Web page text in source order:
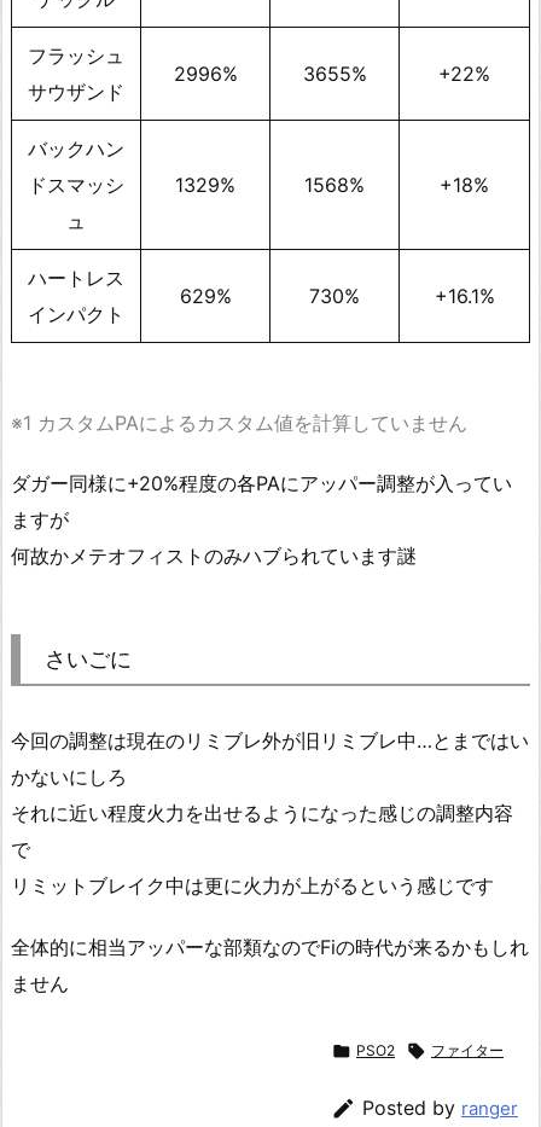
フラッシュ
サウザンド
2996% 3655% +22%
バックハン
ドスマッシ
ュ
1329% 1568% +18%
ハートレス
インパクト
629% 730% +16.1%
※1 カスタムPAによるカスタム値を計算していません
ダガー同様に+20%程度の各PAにアッパー調整が入ってい
ますが
何故かメテオフィストのみハブられています謎
さいごに
今回の調整は現在のリミブレ外が旧リミブレ中…とまではい
かないにしろ
それに近い程度火力を出せるようになった感じの調整内容
で
リミットブレイク中は更に火力が上がるという感じです
全体的に相当アッパーな部類なのでFiの時代が来るかもしれ
ません
 PSO2  ファイター
 Posted by ranger